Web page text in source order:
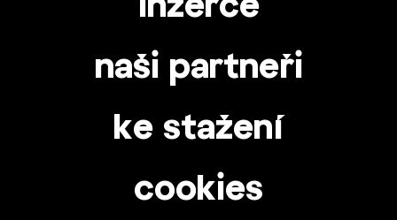
naši partneři
ke stažení
cookies